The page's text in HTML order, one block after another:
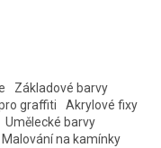
Základové barvy
graffiti
Akrylové fixy
Umělecké barvy
Malování na kamínky